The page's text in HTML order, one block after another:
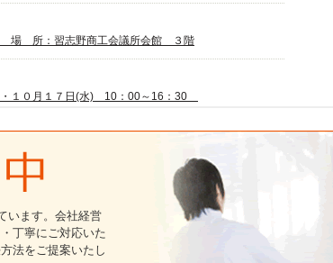
います。会社経営
丁寧にご対応いた
法をご提案いたし